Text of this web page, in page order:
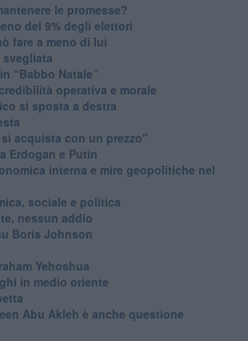
le promesse?
del 9% degli elettori
fare a meno di lui
svegliata
“Babbo Natale”
operativa e morale
si sposta a destra
acquista con un prezzo"
Erdogan e Putin
interna e mire geopolitiche nel
sociale e politica
nessun addio
Boris Johnson
Yehoshua
in medio oriente
Abu Akleh è anche questione